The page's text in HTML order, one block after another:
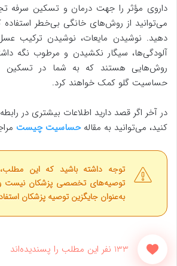
داروی مؤثر را جهت درمان و تسکین سرفه
می‌توانید از روش‌های خانگی بی‌خطر
دهید. نوشیدن مایعات، نوشیدن ترکیب
آلودگی‌ها، سیگار نکشیدن و مرطوب نگه
روش‌هایی هستند که به شما در تسکین
حساسیت گلو کمک خواهند کرد.
در آخر اگر قصد دارید اطلاعات بیشتری در
کنید، می‌توانید به مقالهحساسیت چیست
توجه داشته باشید که این
توصیه‌های تخصصی پزشکان نیست
به‌عنوان جایگزین توصیه پزشکان
133 نفر این مطلب را پسندیده‌اند